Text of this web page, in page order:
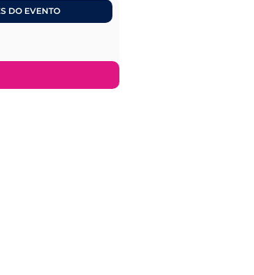
DO EVENTO